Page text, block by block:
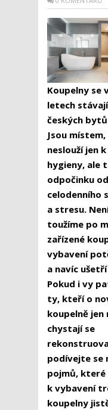
Koupelny se
letech
českých
Jsou
neslouží jen
hygieny, ale
odpočinku od
celodenního
a stresu.
toužíme po
zařízené
vybavení
a navíc
Pokud i vy
ty, kteří o
koupelně jen
chystají se
podívejte se
pojmů, které
k vybavení
koupelny